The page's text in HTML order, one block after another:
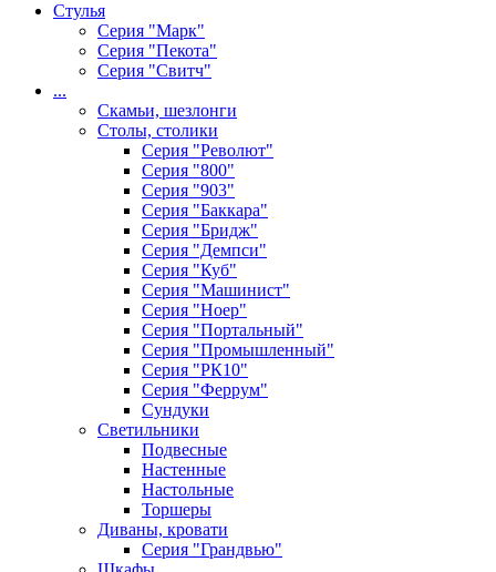
Стулья
Серия "Марк"
Серия "Пекота"
Серия "Свитч"
...
Скамьи, шезлонги
Столы, столики
Серия "Револют"
Серия "800"
Серия "903"
Серия "Баккара"
Серия "Бридж"
Серия "Демпси"
Серия "Куб"
Серия "Машинист"
Серия "Ноер"
Серия "Портальный"
Серия "Промышленный"
Серия "РК10"
Серия "Феррум"
Сундуки
Светильники
Подвесные
Настенные
Настольные
Торшеры
Диваны, кровати
Серия "Грандвью"